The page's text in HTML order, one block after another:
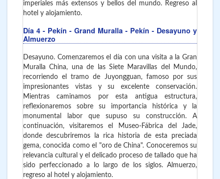
imperiales más extensos y bellos del mundo. Regreso al
hotel y alojamiento.
Día 4 - Pekín - Grand Muralla - Pekín - Desayuno y
Almuerzo
Desayuno. Comenzaremos el día con una visita a la Gran
Muralla China, una de las Siete Maravillas del Mundo,
recorriendo el tramo de Juyongguan, famoso por sus
impresionantes vistas y su excelente conservación.
Mientras caminamos por esta antigua estructura,
reflexionaremos sobre su importancia histórica y la
monumental labor que supuso su construcción. A
continuación, visitaremos el Museo-Fábrica del Jade,
donde descubriremos la rica historia de esta preciada
gema, conocida como el "oro de China". Conoceremos su
relevancia cultural y el delicado proceso de tallado que ha
sido perfeccionado a lo largo de los siglos. Almuerzo,
regreso al hotel y alojamiento.